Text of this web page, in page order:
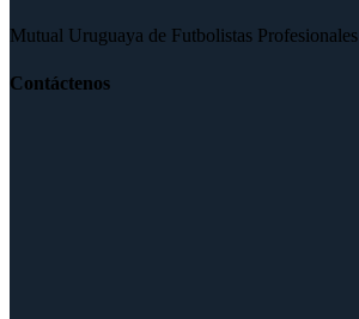
Mutual Uruguaya de Futbolistas Profesionales
Contáctenos